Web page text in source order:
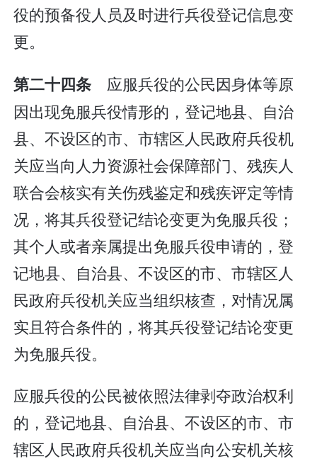
役的预备役人员及时进行兵役登记信息变
更。
第二十四条 应服兵役的公民因身体等原
因出现免服兵役情形的，登记地县、自治
县、不设区的市、市辖区人民政府兵役机
关应当向人力资源社会保障部门、残疾人
联合会核实有关伤残鉴定和残疾评定等情
况，将其兵役登记结论变更为免服兵役；
其个人或者亲属提出免服兵役申请的，登
记地县、自治县、不设区的市、市辖区人
民政府兵役机关应当组织核查，对情况属
实且符合条件的，将其兵役登记结论变更
为免服兵役。
应服兵役的公民被依照法律剥夺政治权利
的，登记地县、自治县、不设区的市、市
辖区人民政府兵役机关应当向公安机关核